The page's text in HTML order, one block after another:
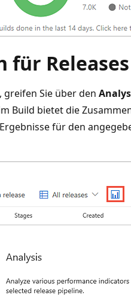
für Releases
greifen Sie über den
Build bietet die
für den